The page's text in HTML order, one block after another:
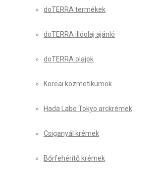
doTERRA termékek
doTERRA illóolaj ajánló
doTERRA olajok
Koreai kozmetikumok
Hada Labo Tokyo arckrémek
Csiganyál krémek
Bőrfehérítő krémek